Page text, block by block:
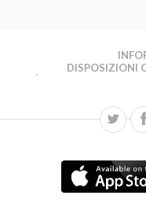
DISPOSIZIONI